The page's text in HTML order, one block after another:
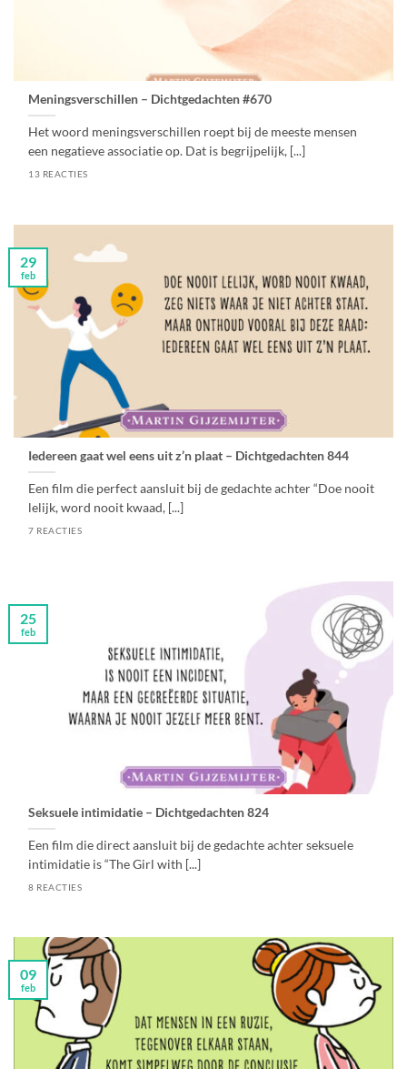
Meningsverschillen – Dichtgedachten #670
Het woord meningsverschillen roept bij de meeste mensen
een negatieve associatie op. Dat is begrijpelijk, [...]
13 REACTIES
Iedereen gaat wel eens uit z’n plaat – Dichtgedachten 844
Een film die perfect aansluit bij de gedachte achter “Doe nooit
lelijk, word nooit kwaad, [...]
7 REACTIES
29
feb
Seksuele intimidatie – Dichtgedachten 824
Een film die direct aansluit bij de gedachte achter seksuele
intimidatie is “The Girl with [...]
8 REACTIES
25
feb
09
feb